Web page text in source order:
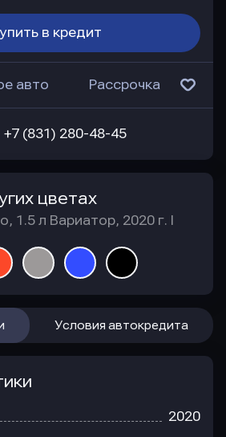
в кредит
авто Рассрочка
+7 (831) 280-48-45
цветах
1.5 л Вариатор, 2020 г. I
Условия автокредита
2020